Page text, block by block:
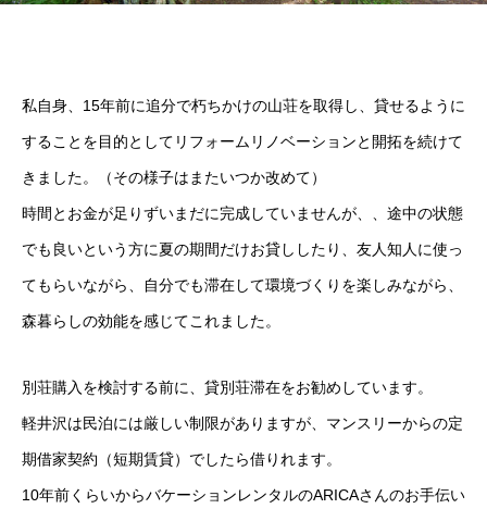
私自身、15年前に追分で朽ちかけの山荘を取得し、貸せるように
することを目的としてリフォームリノベーションと開拓を続けて
きました。（その様子はまたいつか改めて）
時間とお金が足りずいまだに完成していませんが、、途中の状態
でも良いという方に夏の期間だけお貸ししたり、友人知人に使っ
てもらいながら、自分でも滞在して環境づくりを楽しみながら、
森暮らしの効能を感じてこれました。
別荘購入を検討する前に、貸別荘滞在をお勧めしています。
軽井沢は民泊には厳しい制限がありますが、マンスリーからの定
期借家契約（短期賃貸）でしたら借りれます。
10年前くらいからバケーションレンタルのARICAさんのお手伝い